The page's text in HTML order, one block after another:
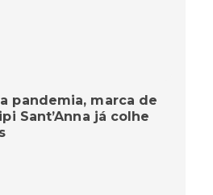
pandemia, marca de
Sant’Anna já colhe